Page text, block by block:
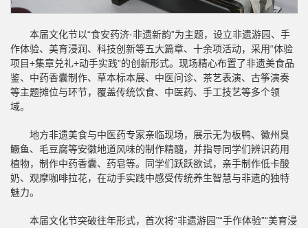
本届文化节以“食安药济·非遗新韵”为主题，设立非遗游园、手
作体验、美育浸润、科技创新等五大篇章、十余项活动，采用“体验
项目+集章兑礼+动手实践”的创新形式。现场精心布置了非遗美食品
鉴、中药香囊制作、草本标本展、中医问诊、茶艺表演、古筝演奏
等主题摊位与环节，覆盖传统饮食、中医药、手工技艺等多个领
域。
地方非遗美食与中医药专家亲临现场，展示无为板鸭、徽州臭
鳜鱼、毛豆腐等安徽地道风味的制作精髓，并指导同学们辨识药用
植物，制作中药香囊、药皂等。同学们跃跃欲试，亲手制作低卡酸
奶、观摩咖啡拉花，在动手实践中感受传统养生智慧与非遗的独特
魅力。
本届文化节突破往年形式，首次将“非遗游园”“手作体验”“美育浸